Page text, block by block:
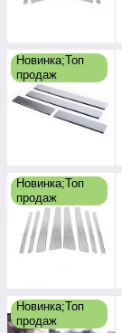
Новинка;Топ
продаж
Новинка;Топ
продаж
Новинка;Топ
продаж